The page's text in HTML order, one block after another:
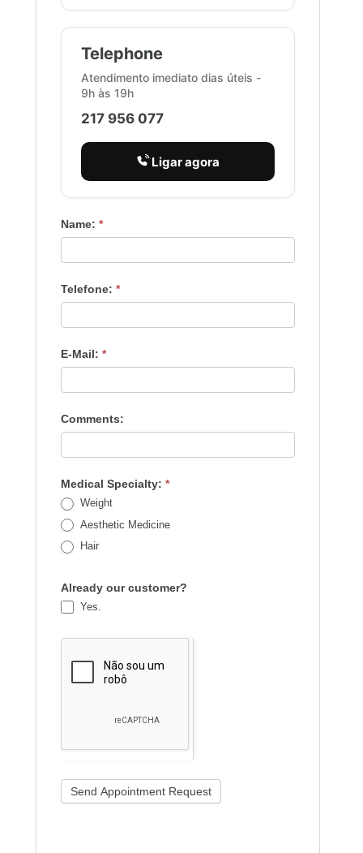
Telephone
Atendimento imediato dias úteis -
9h às 19h
217 956 077
Ligar agora
Name: *
Telefone: *
E-Mail: *
Comments:
Medical Specialty: *
Weight
Aesthetic Medicine
Hair
Already our customer?
Yes.
Send Appointment Request